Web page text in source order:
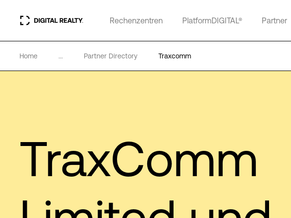
Rechenzentren PlatformDIGITAL® Partner
Home ... Partner Directory Traxcomm
TraxComm